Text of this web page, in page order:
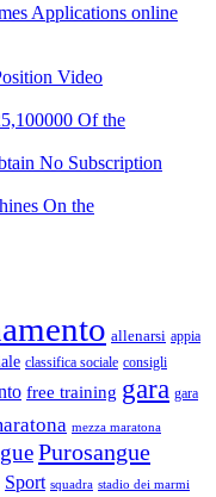
Applications online
Video
Of the
No Subscription
On the
allenarsi appia
classifica sociale consigli
free training gara gara
mezza maratona
Purosangue
Sport squadra stadio dei marmi